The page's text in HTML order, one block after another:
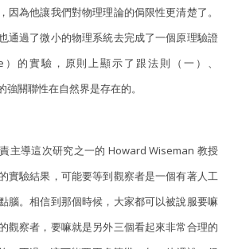
因為他讓我們對物理理論的侷限性更清楚了。
通過了微小的物理系統去完成了一個原理驗證
的實驗，原則上顯示了跟法則（一）、
強關聯性在自然界是存在的。
主導這次研究之一的 Howard Wiseman 教授
實驗結果，可能要等到觀察者是一個有著人工
腦。相信到那個時候，大家都可以被說服要嘛
觀察者，要嘛就是另外三個看起來非常合理的